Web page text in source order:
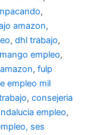
,
amazon,
, dhl trabajo,
mango empleo,
, fulp
empleo mil
, consejeria
empleo,
ses